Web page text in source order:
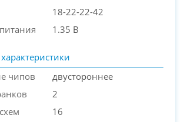
18-22-22-42
1.35 В
чипов
двустороннее
2
16